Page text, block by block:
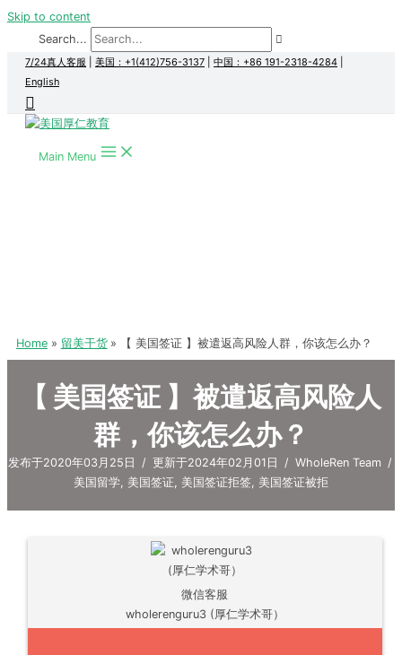
Skip to content
Search...
7/24真人客服 美国：+1(412)756-3137 中国：+86 191-2318-4284
English
Main Menu
Home 留美干货 【 美国签证 】被遣返高风险人群，你该怎么办？
【 美国签证 】被遣返高风险人
群，你该怎么办？
发布于2020年03月25日 / 更新于2024年02月01日 / WholeRen Team /
美国留学, 美国签证, 美国签证拒签, 美国签证被拒
微信客服
wholerenguru3 (厚仁学术哥）